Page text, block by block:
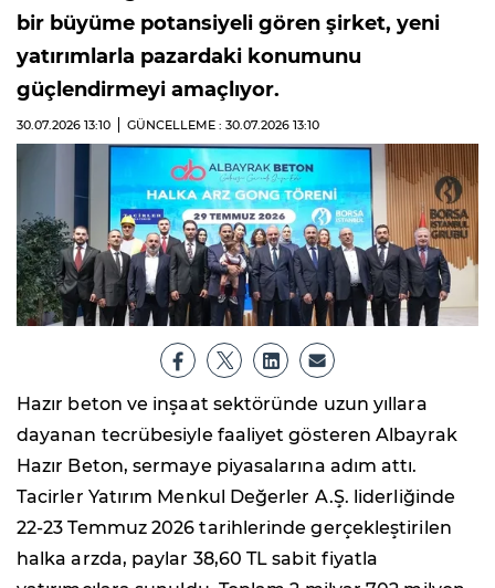
bir büyüme potansiyeli gören şirket, yeni
yatırımlarla pazardaki konumunu
güçlendirmeyi amaçlıyor.
30.07.2026 13:10 GÜNCELLEME : 30.07.2026 13:10
Hazır beton ve inşaat sektöründe uzun yıllara
dayanan tecrübesiyle faaliyet gösteren Albayrak
Hazır Beton, sermaye piyasalarına adım attı.
Tacirler Yatırım Menkul Değerler A.Ş. liderliğinde
22-23 Temmuz 2026 tarihlerinde gerçekleştirilen
halka arzda, paylar 38,60 TL sabit fiyatla